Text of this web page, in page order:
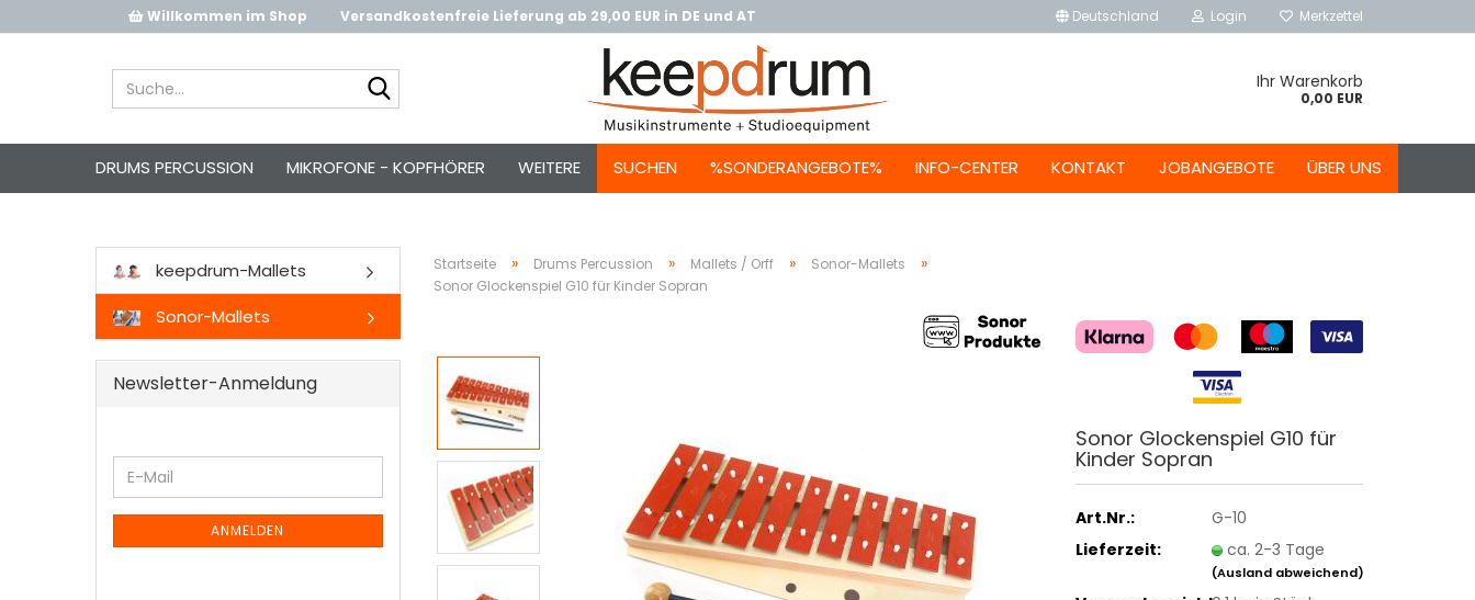
Willkommen im Shop Versandkostenfreie Lieferung ab 29,00 EUR in DE und AT Deutschland Login Merkzettel
Ihr Warenkorb
0,00 EUR
DRUMS PERCUSSION MIKROFONE - KOPFHÖRER SUCHEN %SONDERANGEBOTE% INFO-CENTER KONTAKT JOBANGEBOTE ÜBER UNS
WEITERE
Startseite » Drums Percussion » Mallets / Orff » Sonor-Mallets »
Sonor Glockenspiel G10 für Kinder Sopran
Sonor Glockenspiel G10 für
Kinder Sopran
Art.Nr.:
G-10
Lieferzeit:
ca. 2-3 Tage
(Ausland abweichend)
keepdrum-Mallets
Sonor-Mallets
Newsletter-Anmeldung
WEITER
ZUR
NEWSLETTER-
ANMELDUNG
E-
Mail
ANMELDEN